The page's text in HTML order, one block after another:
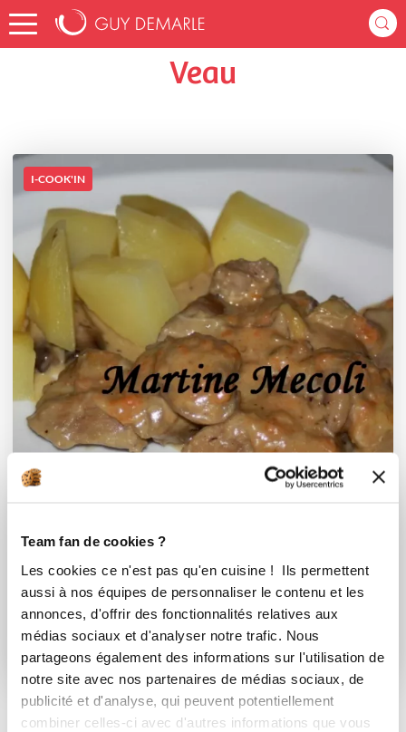
Team fan de cookies ?
Les cookies ce n'est pas qu'en cuisine ! Ils permettent
aussi à nos équipes de personnaliser le contenu et les
annonces, d'offrir des fonctionnalités relatives aux
médias sociaux et d'analyser notre trafic. Nous
partageons également des informations sur l'utilisation de
notre site avec nos partenaires de médias sociaux, de
publicité et d'analyse, qui peuvent potentiellement
combiner celles-ci avec d'autres informations que vous
Accueil maried_83c7 Listes de favoris
Veau
I-COOK'IN
Blanquette de veau pour grande tablée...
1h20 21 297